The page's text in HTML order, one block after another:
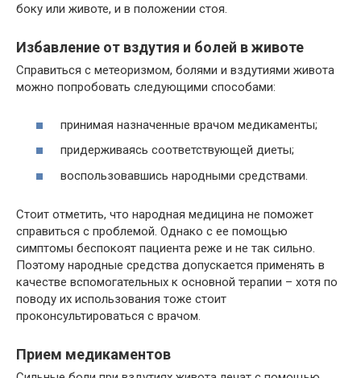
боку или животе, и в положении стоя.
Избавление от вздутия и болей в животе
Справиться с метеоризмом, болями и вздутиями живота
можно попробовать следующими способами:
принимая назначенные врачом медикаменты;
придерживаясь соответствующей диеты;
воспользовавшись народными средствами.
Стоит отметить, что народная медицина не поможет
справиться с проблемой. Однако с ее помощью
симптомы беспокоят пациента реже и не так сильно.
Поэтому народные средства допускается применять в
качестве вспомогательных к основной терапии – хотя по
поводу их использования тоже стоит
проконсультироваться с врачом.
Прием медикаментов